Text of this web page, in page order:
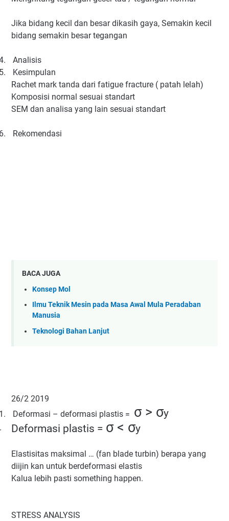
Jika bidang kecil dan besar dikasih gaya, Semakin kecil
bidang semakin besar tegangan
Analisis
Kesimpulan
Rachet mark tanda dari fatigue fracture ( patah lelah)
Komposisi normal sesuai standart
SEM dan analisa yang lain sesuai standart
Rekomendasi
BACA JUGA
Konsep Mol
Ilmu Teknik Mesin pada Masa Awal Mula Peradaban
Manusia
Teknologi Bahan Lanjut
26/2 2019
Deformasi – deformasi plastis = σ > σy
Deformasi plastis = σ < σy
Elastisitas maksimal … (fan blade turbin) berapa yang
diijin kan untuk berdeformasi elastis
Kalua lebih pasti something happen.
STRESS ANALYSIS